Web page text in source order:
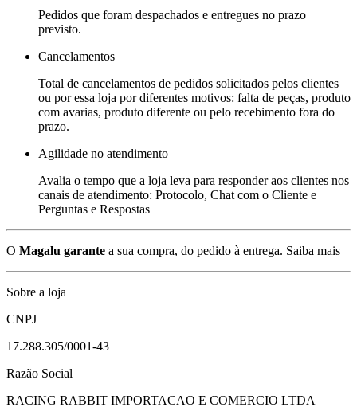
Pedidos que foram despachados e entregues no prazo
previsto.
Cancelamentos
Total de cancelamentos de pedidos solicitados pelos clientes
ou por essa loja por diferentes motivos: falta de peças, produto
com avarias, produto diferente ou pelo recebimento fora do
prazo.
Agilidade no atendimento
Avalia o tempo que a loja leva para responder aos clientes nos
canais de atendimento: Protocolo, Chat com o Cliente e
Perguntas e Respostas
O Magalu garante a sua compra, do pedido à entrega. Saiba mais
Sobre a loja
CNPJ
17.288.305/0001-43
Razão Social
RACING RABBIT IMPORTACAO E COMERCIO LTDA